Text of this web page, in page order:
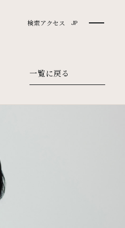
検索アクセス JP
一覧に戻る